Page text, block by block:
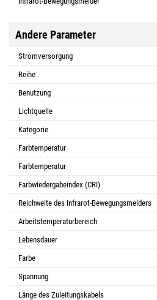
Andere Parameter
Stromversorgung
Reihe
Benutzung
Lichtquelle
Kategorie
Farbtemperatur
Farbtemperatur
Farbwiedergabeindex (CRI)
Reichweite des Infrarot-Bewegungsmelders
Arbeitstemperaturbereich
Lebensdauer
Farbe
Spannung
Länge des Zuleitungskabels